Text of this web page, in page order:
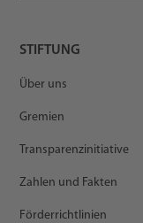
STIFTUNG
Über uns
Gremien
Transparenzinitiative
Zahlen und Fakten
Förderrichtlinien